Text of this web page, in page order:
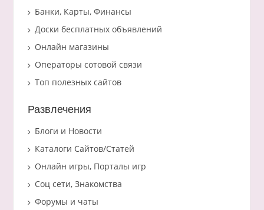
Банки, Карты, Финансы
Доски бесплатных объявлений
Онлайн магазины
Операторы сотовой связи
Топ полезных сайтов
Развлечения
Блоги и Новости
Каталоги Сайтов/Статей
Онлайн игры, Порталы игр
Соц сети, Знакомства
Форумы и чаты